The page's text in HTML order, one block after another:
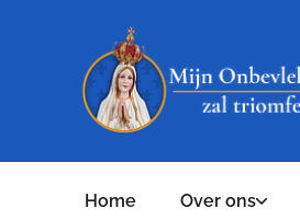
Home Over ons